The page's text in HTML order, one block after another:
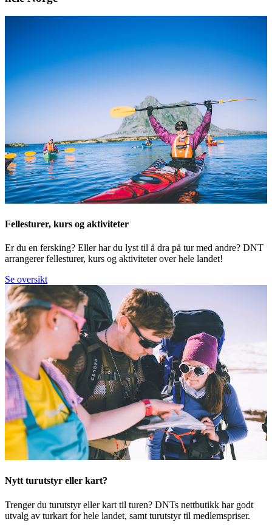
Fellesturer, kurs og aktiviteter
Er du en fersking? Eller har du lyst til å dra på tur med andre? DNT
arrangerer fellesturer, kurs og aktiviteter over hele landet!
Se oversikt
Nytt turutstyr eller kart?
Trenger du turutstyr eller kart til turen? DNTs nettbutikk har godt
utvalg av turkart for hele landet, samt turutstyr til medlemspriser.